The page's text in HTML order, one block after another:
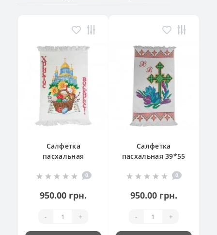
Салфетка
пасхальная
кошик"
0
950.00 грн.
- +
Салфетка
пасхальная 39*55
0
950.00 грн.
- +